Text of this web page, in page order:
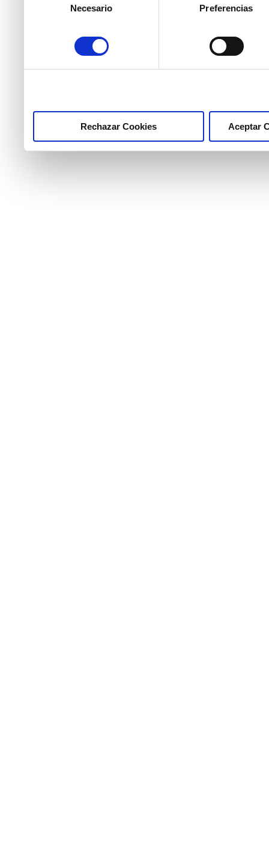
botón “Aceptar
necesarias haciendo
marcar las casillas de
Necesario Preferencias
Rechazar Cookies Aceptar